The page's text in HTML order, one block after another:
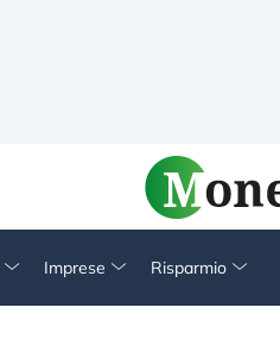
Imprese Risparmio